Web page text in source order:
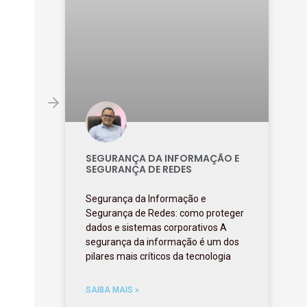
SEGURANÇA DA INFORMAÇÃO E
SEGURANÇA DE REDES
Segurança da Informação e
Segurança de Redes: como proteger
dados e sistemas corporativos A
segurança da informação é um dos
pilares mais críticos da tecnologia
SAIBA MAIS »